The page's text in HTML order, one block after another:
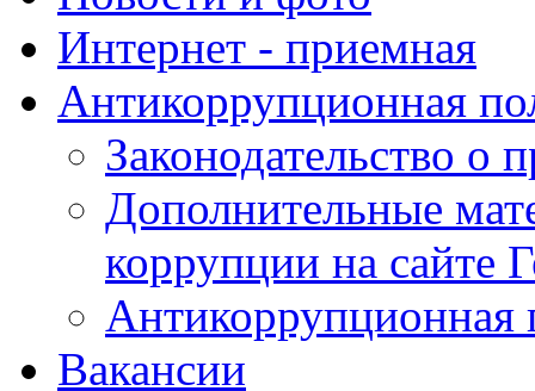
Интернет - приемная
Антикоррупционная
Законодательство о
Дополнительные
коррупции на сайте
Антикоррупционная
Вакансии